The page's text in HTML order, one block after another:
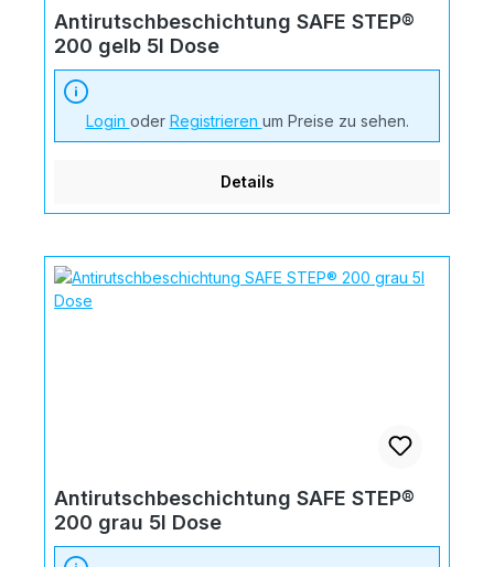
Antirutschbeschichtung SAFE STEP®
200 gelb 5l Dose
Login oder Registrieren um Preise zu sehen.
Details
Antirutschbeschichtung SAFE STEP®
200 grau 5l Dose